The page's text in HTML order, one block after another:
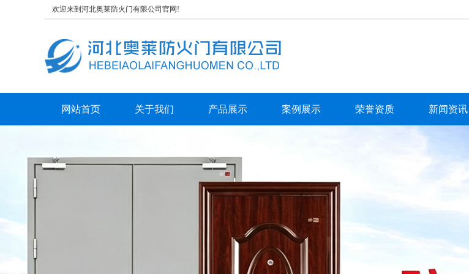
欢迎来到河北奥莱防火门有限公司官网!
网站首页 关于我们 产品展示 案例展示 荣誉资质 新闻资讯